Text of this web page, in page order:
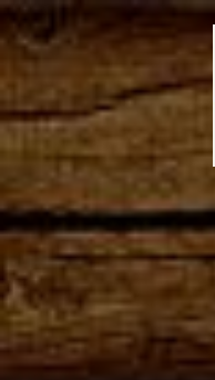
Ga
direct
hoofdinhoud